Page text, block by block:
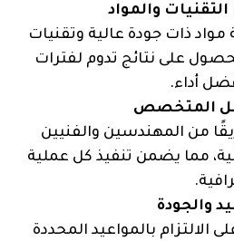
والمواد
ذات جودة عالية وتقنيات
على نتائج تدوم لفترات
أداء.
المتخصص
من المهندسين والفنيين
مما يضمن تنفيذ كل عملية
والجودة
الالتزام بالمواعيد المحددة